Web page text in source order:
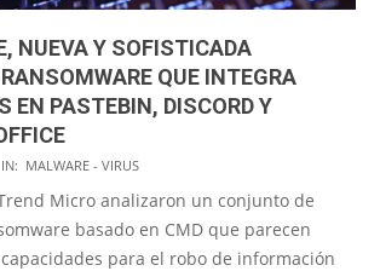
NUEVA Y SOFISTICADA
QUE INTEGRA
EN PASTEBIN, DISCORD Y
IN: MALWARE - VIRUS
Micro analizaron un conjunto de
basado en CMD que parecen
para el robo de información